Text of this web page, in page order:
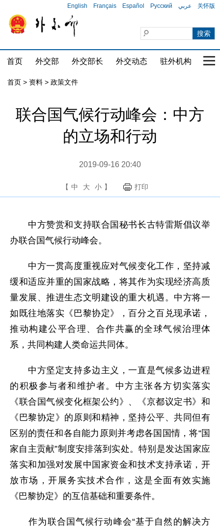
English Français Español Русский عربي 关怀版
首页 外交部 外交部长 外交动态 驻外机构 国
首页 > 资料 > 政策文件
联合国气候行动峰会：中方
的立场和行动
2019-09-16 20:40
【 中 大 小 】 打印
中方赞赏和支持联合国秘书长古特雷斯倡议举
办联合国气候行动峰会。
中方一贯高度重视应对气候变化工作，坚持减
缓和适应并重的国家战略，将其作为实现经济高质
量发展、推进生态文明建设的重大机遇。中方将一
如既往地落实《巴黎协定》，百分之百兑现承诺，
推动构建公平合理、合作共赢的全球气候治理体
系，共同构建人类命运共同体。
中方坚定支持多边主义，一直是气候多边进程
的积极参与者和维护者。中方主张各方切实落实
《联合国气候变化框架公约》、《京都议定书》和
《巴黎协定》的原则和精神，坚持公平、共同但有
区别的责任和各自能力原则并考虑各国国情，将“国
家自主贡献”制度安排落到实处。特别是发达国家应
落实和加强对发展中国家资金和技术支持承诺，开
放市场，开展务实技术合作，这是全面有效实施
《巴黎协定》的互信基础和重要条件。
作为联合国气候行动峰会“基于自然的解决方